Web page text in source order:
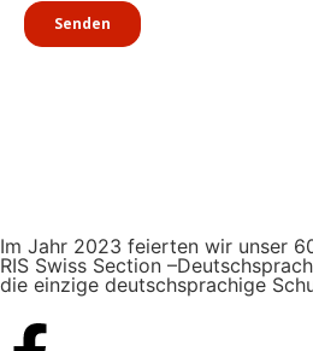
Im Jahr 2023 feierten wir unser
RIS Swiss Section
die einzige deutschsprachige